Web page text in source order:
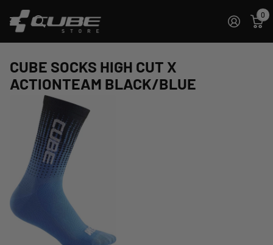
0
CUBE SOCKS HIGH CUT X
ACTIONTEAM BLACK/BLUE